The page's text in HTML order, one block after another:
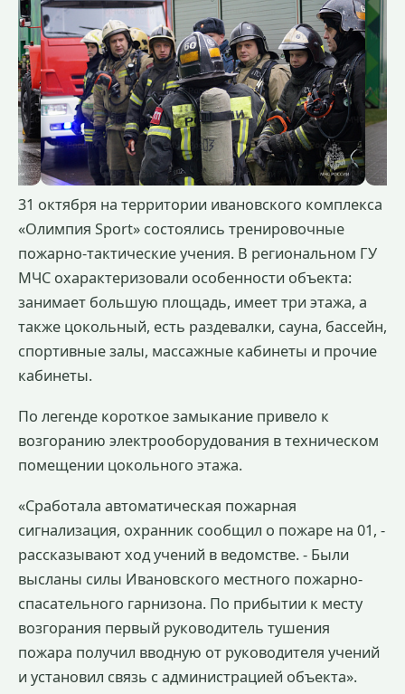
31 октября на территории ивановского комплекса
«Олимпия Sport» состоялись тренировочные
пожарно-тактические учения. В региональном ГУ
МЧС охарактеризовали особенности объекта:
занимает большую площадь, имеет три этажа, а
также цокольный, есть раздевалки, сауна, бассейн,
спортивные залы, массажные кабинеты и прочие
кабинеты.
По легенде короткое замыкание привело к
возгоранию электрооборудования в техническом
помещении цокольного этажа.
«Сработала автоматическая пожарная
сигнализация, охранник сообщил о пожаре на 01, -
рассказывают ход учений в ведомстве. - Были
высланы силы Ивановского местного пожарно-
спасательного гарнизона. По прибытии к месту
возгорания первый руководитель тушения
пожара получил вводную от руководителя учений
и установил связь с администрацией объекта».